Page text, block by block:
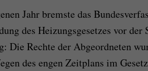
Jahr bremste das
des Heizungsgesetzes vor der
Die Rechte der Abgeordneten
des engen Zeitplans im